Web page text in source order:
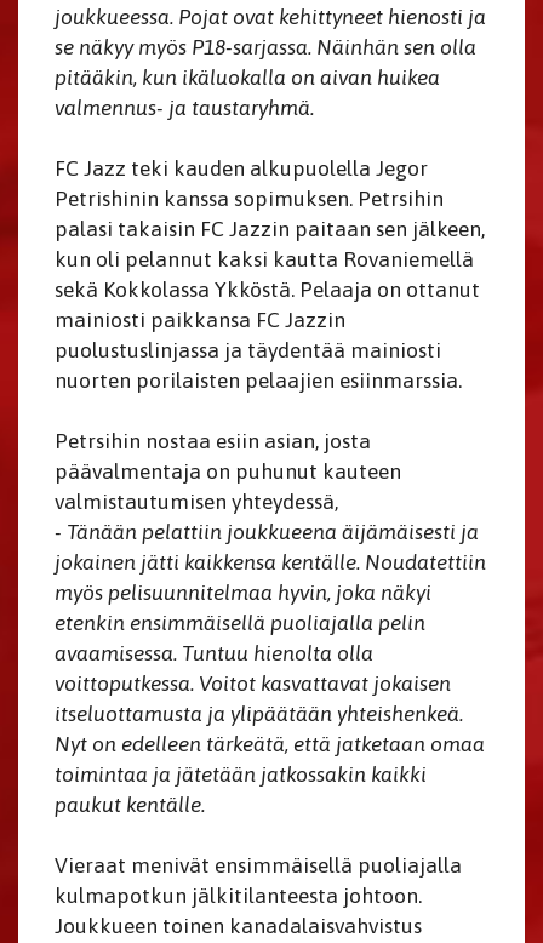
joukkueessa. Pojat ovat kehittyneet hienosti ja
se näkyy myös P18-sarjassa. Näinhän sen olla
pitääkin, kun ikäluokalla on aivan huikea
valmennus- ja taustaryhmä.
FC Jazz teki kauden alkupuolella Jegor
Petrishinin kanssa sopimuksen. Petrsihin
palasi takaisin FC Jazzin paitaan sen jälkeen,
kun oli pelannut kaksi kautta Rovaniemellä
sekä Kokkolassa Ykköstä. Pelaaja on ottanut
mainiosti paikkansa FC Jazzin
puolustuslinjassa ja täydentää mainiosti
nuorten porilaisten pelaajien esiinmarssia.
Petrsihin nostaa esiin asian, josta
päävalmentaja on puhunut kauteen
valmistautumisen yhteydessä,
- Tänään pelattiin joukkueena äijämäisesti ja
jokainen jätti kaikkensa kentälle. Noudatettiin
myös pelisuunnitelmaa hyvin, joka näkyi
etenkin ensimmäisellä puoliajalla pelin
avaamisessa. Tuntuu hienolta olla
voittoputkessa. Voitot kasvattavat jokaisen
itseluottamusta ja ylipäätään yhteishenkeä.
Nyt on edelleen tärkeätä, että jatketaan omaa
toimintaa ja jätetään jatkossakin kaikki
paukut kentälle.
Vieraat menivät ensimmäisellä puoliajalla
kulmapotkun jälkitilanteesta johtoon.
Joukkueen toinen kanadalaisvahvistus